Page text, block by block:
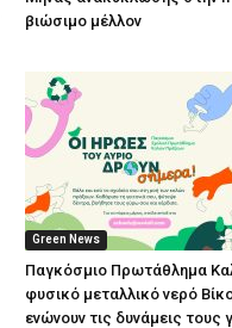
βιώσιμο μέλλον
Green News
Παγκόσμιο Πρωτάθλημα
φυσικό μεταλλικό νερό
ενώνουν τις δυνάμεις τους